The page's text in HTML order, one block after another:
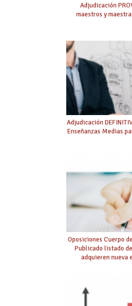
Adjudicación
maestros y
Adjudicación
Enseñanzas Medias
Oposiciones Cuerpo
Publicado listado
adquieren nueva